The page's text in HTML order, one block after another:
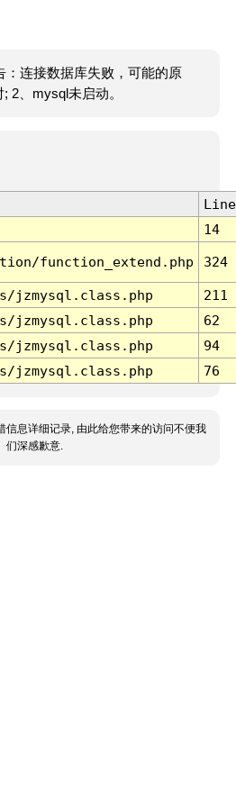
：连接数据库失败，可能的原
2、mysql未启动。
Line
14
function_extend.php 324
jzmysql.class.php
211
jzmysql.class.php
62
jzmysql.class.php
94
jzmysql.class.php 76
信息详细记录, 由此给您带来的访问不便我
们深感歉意.